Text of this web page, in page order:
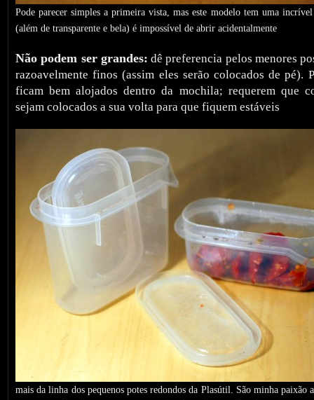
Pode parecer simples a primeira vista, mas este modelo tem uma incrível
(além de transparente e bela) é impossível de abrir acidentalmente
Não podem ser grandes: dê preferencia pelos menores
razoavelmente finos (assim eles serão colocados de pé).
ficam bem alojados dentro da mochila; requerem que
sejam colocados a sua volta para que fiquem estáveis
mais da linha dos pequenos potes redondos da Plasútil. São minha paixão